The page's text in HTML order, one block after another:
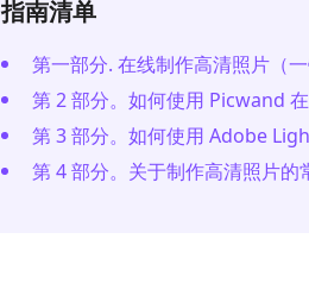
指南清单
第一部分. 在线制作高清照片（一
第 2 部分。如何使用 Picwand
第 3 部分。如何使用 Adobe
第 4 部分。关于制作高清照片的